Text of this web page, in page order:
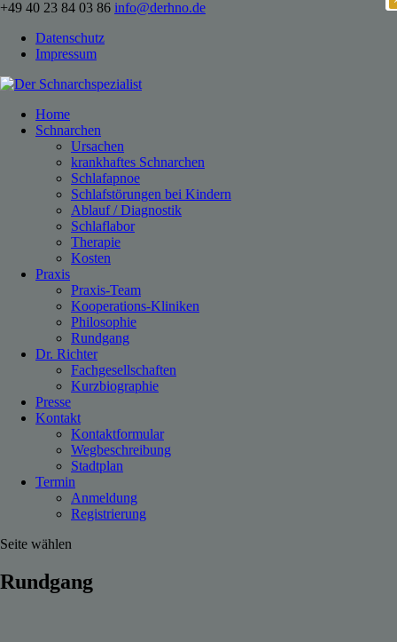
+49 40 23 84 03 86 info@derhno.de
Datenschutz
Impressum
Home
Schnarchen
Ursachen
krankhaftes Schnarchen
Schlafapnoe
Schlafstörungen bei Kindern
Ablauf / Diagnostik
Schlaflabor
Therapie
Kosten
Praxis
Praxis-Team
Kooperations-Kliniken
Philosophie
Rundgang
Dr. Richter
Fachgesellschaften
Kurzbiographie
Presse
Kontakt
Kontaktformular
Wegbeschreibung
Stadtplan
Termin
Anmeldung
Registrierung
Seite wählen
Rundgang